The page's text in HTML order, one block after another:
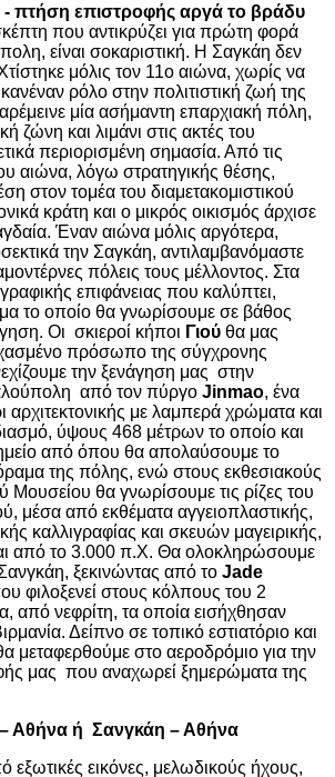
πτήση επιστροφής αργά το βράδυ
που αντικρύζει για πρώτη φορά
είναι σοκαριστική. Η Σαγκάη δεν
μόλις τον 11ο αιώνα, χωρίς να
ρόλο στην πολιτιστική ζωή της
μία ασήμαντη επαρχιακή πόλη,
ζώνη και λιμάνι στις ακτές του
περιορισμένη σημασία. Από τις
αιώνα, λόγω στρατηγικής θέσης,
στον τομέα του διαμετακομιστικού
κράτη και ο μικρός οικισμός άρχισε
Έναν αιώνα μόλις αργότερα,
την Σαγκάη, αντιλαμβανόμαστε
πόλεις τους μέλλοντος. Στα
επιφάνειας που καλύπτει,
το οποίο θα γνωρίσουμε σε βάθος
Οι σκιεροί κήποι Γιού θα μας
πρόσωπο της σύγχρονης
την ξενάγηση μας στην
από τον πύργο Jinmao, ένα
αρχιτεκτονικής με λαμπερά χρώματα και
ύψους 468 μέτρων το οποίο και
από όπου θα απολαύσουμε το
της πόλης, ενώ στους εκθεσιακούς
Μουσείου θα γνωρίσουμε τις ρίζες του
μέσα από εκθέματα αγγειοπλαστικής,
καλλιγραφίας και σκευών μαγειρικής,
από το 3.000 π.Χ. Θα ολοκληρώσουμε
ξεκινώντας από το Jade
φιλοξενεί στους κόλπους του 2
από νεφρίτη, τα οποία εισήχθησαν
Δείπνο σε τοπικό εστιατόριο και
μεταφερθούμε στο αεροδρόμιο για την
μας που αναχωρεί ξημερώματα της
Αθήνα ή Σανγκάη – Αθήνα
εξωτικές εικόνες, μελωδικούς ήχους,